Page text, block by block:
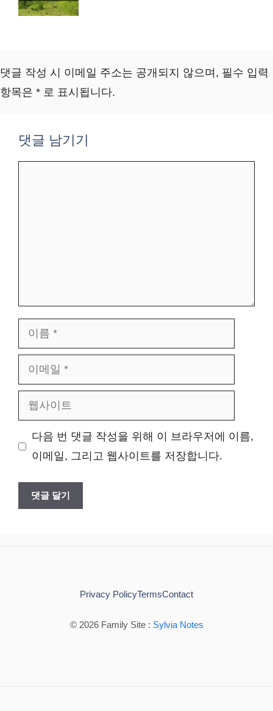
댓글 작성 시 이메일 주소는 공개되지 않으며, 필수 입력
항목은 * 로 표시됩니다.
댓글 남기기
름
메
사
다음 번 댓글 작성을 위해 이 브라우저에 이름,
이메일, 그리고 웹사이트를 저장합니다.
© 2026 Family Site : Sylvia Notes
Privacy PolicyTermsContact